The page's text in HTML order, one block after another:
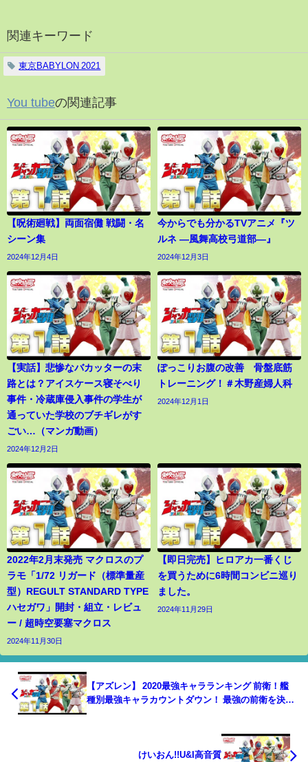
関連キーワード
東京BABYLON 2021
You tubeの関連記事
【呪術廻戦】両面宿儺 戦闘・名
シーン集
2024年12月4日
今からでも分かるTVアニメ『ツ
ルネ ―風舞高校弓道部―』
2024年12月3日
【実話】悲惨なバカッターの末
路とは？アイスケース寝そべり
事件・冷蔵庫侵入事件の学生が
通っていた学校のブチギレがす
ごい…（マンガ動画）
2024年12月2日
ぽっこりお腹の改善 骨盤底筋
トレーニング！＃木野産婦人科
2024年12月1日
2022年2月末発売 マクロスのプ
ラモ「1/72 リガード（標準量産
型）REGULT STANDARD TYPE
ハセガワ」開封・組立・レビュ
ー / 超時空要塞マクロス
2024年11月30日
【即日完売】ヒロアカ一番くじ
を買うために6時間コンビニ巡り
ました。
2024年11月29日
【アズレン】 2020最強キャラランキング 前衛！艦
種別最強キャラカウントダウン！ 最強の前衛を決定
けいおん!!U&I高音質